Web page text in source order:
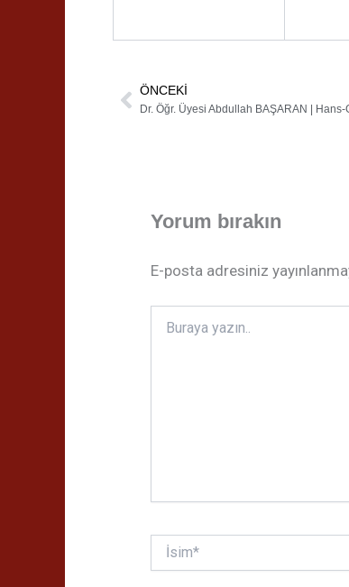
Prev
ÖNCEKI
Dr. Öğr. Üyesi Abdullah BAŞARAN | Hans-
Yorum bırakın
E-posta adresiniz
yazın..
İsim*